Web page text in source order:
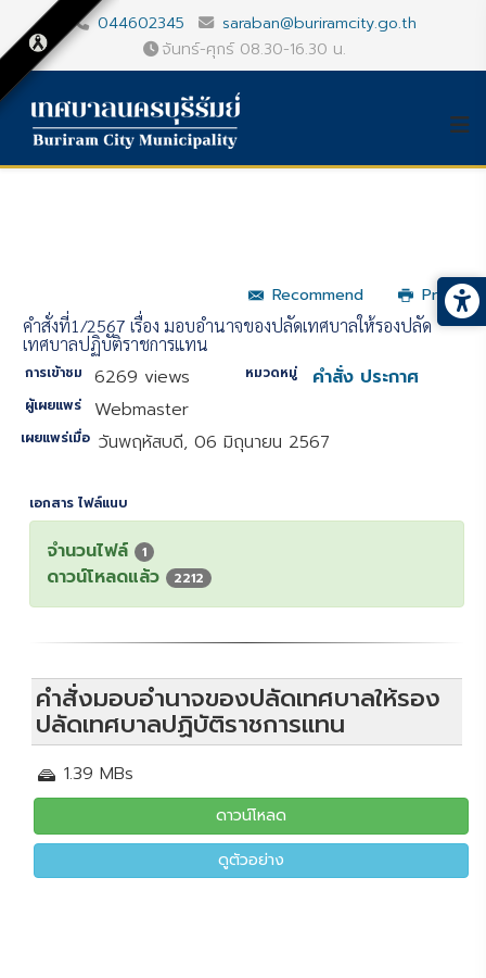
044602345
saraban@buriramcity.go.th
จันทร์-ศุกร์ 08.30-16.30 น.
Recommend
Print
คำสั่งที่1/2567 เรื่อง มอบอำนาจของปลัดเทศบาลให้รองปลัด
เทศบาลปฏิบัติราชการแทน
การเข้าชม 6269 views หมวดหมู่ คำสั่ง ประกาศ
ผู้เผยแพร่ Webmaster
เผยแพร่เมื่อ วันพฤหัสบดี, 06 มิถุนายน 2567
เอกสาร ไฟล์แนบ
จำนวนไฟล์ 1
ดาวน์โหลดแล้ว 2212
คำสั่งมอบอำนาจของปลัดเทศบาลให้รอง
ปลัดเทศบาลปฏิบัติราชการแทน
1.39 MBs
ดาวน์โหลด
ดูตัวอย่าง